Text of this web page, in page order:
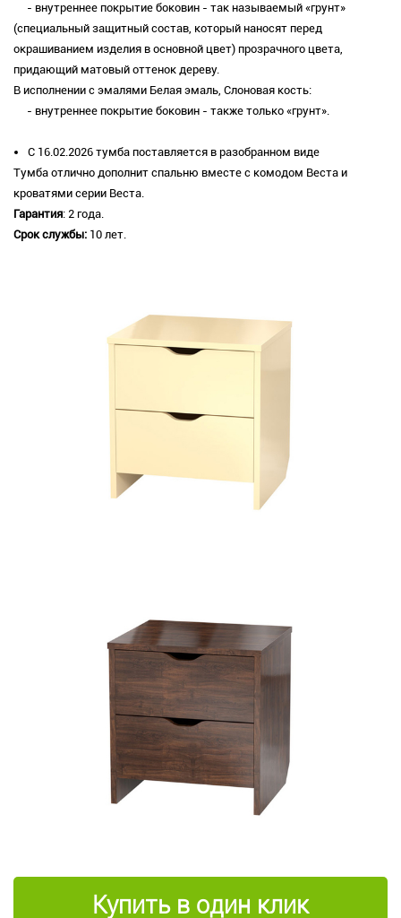
- внутреннее покрытие боковин - так называемый «грунт»
(специальный защитный состав, который наносят перед
окрашиванием изделия в основной цвет) прозрачного цвета,
придающий матовый оттенок дереву.
В исполнении с эмалями Белая эмаль, Слоновая кость:
- внутреннее покрытие боковин - также только «грунт».
C 16.02.2026 тумба поставляется в разобранном виде
Тумба отлично дополнит спальню вместе с комодом Веста и
кроватями серии Веста.
Гарантия: 2 года.
Срок службы: 10 лет.
Купить в один клик